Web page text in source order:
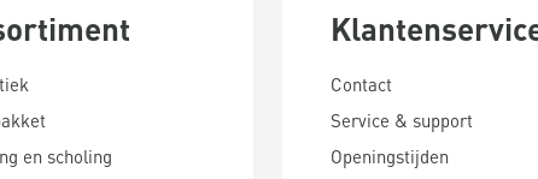
en scholing
Contact
Service & support
Openingstijden